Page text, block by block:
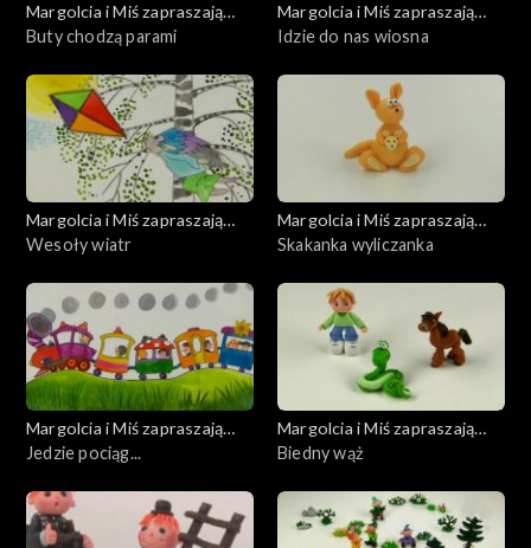
Margolcia i Miś zapraszają
dziś
Buty chodzą parami
Margolcia i Miś zapraszają
dziś
Idzie do nas wiosna
Margolcia i Miś zapraszają
dziś
Wesoły wiatr
Margolcia i Miś zapraszają
dziś
Skakanka wyliczanka
Margolcia i Miś zapraszają
dziś
Jedzie pociąg...
Margolcia i Miś zapraszają
dziś
Biedny wąż